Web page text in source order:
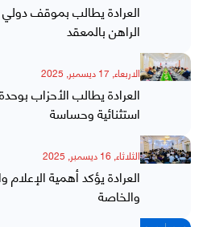
العرادة يطالب بموقف
الراهن بالمعقد
الاربعاء, 17 ديسمبر, 2025
العرادة يطالب الأحزاب
استثنائية وحساسة
الثلاثاء, 16 ديسمبر, 2025
العرادة يؤكد أهمية
والخاصة